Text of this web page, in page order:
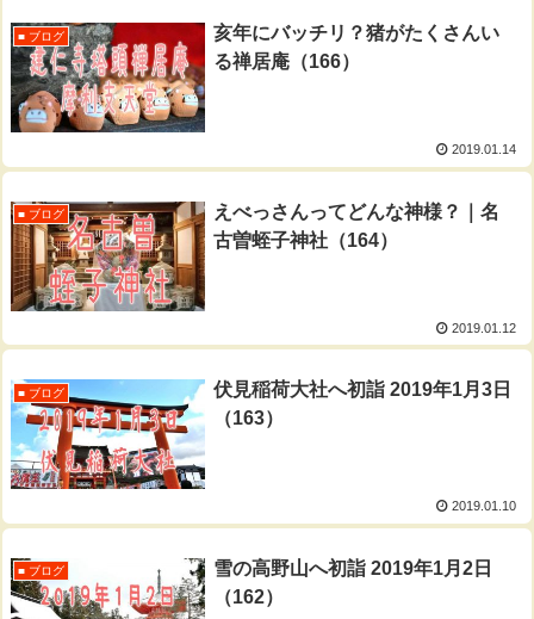
■ ブログ
亥年にバッチリ？猪がたくさんい
る禅居庵（166）
2019.01.14
■ ブログ
えべっさんってどんな神様？｜名
古曽蛭子神社（164）
2019.01.12
■ ブログ
伏見稲荷大社へ初詣 2019年1月3日
（163）
2019.01.10
■ ブログ
雪の高野山へ初詣 2019年1月2日
（162）